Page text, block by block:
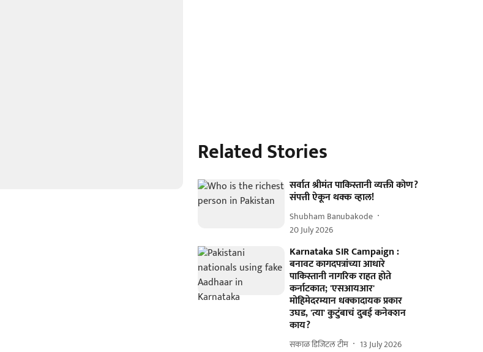
Related Stories
सर्वात श्रीमंत पाकिस्तानी व्यक्ती कोण?
संपत्ती ऐकून थक्क व्हाल!
Shubham Banubakode
20 July 2026
Karnataka SIR Campaign :
बनावट कागदपत्रांच्या आधारे
पाकिस्तानी नागरिक राहत होते
कर्नाटकात; 'एसआयआर'
मोहिमेदरम्यान धक्कादायक प्रकार
उघड, 'त्या' कुटुंबाचं दुबई कनेक्शन
काय?
सकाळ डिजिटल टीम 13 July 2026